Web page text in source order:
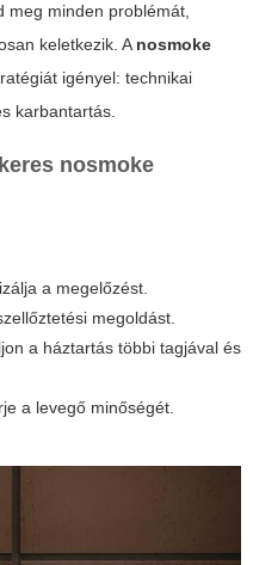
meg minden problémát,
keletkezik. Anosmoke
igényel: technikai
karbantartás.
nosmoke
a megelőzést.
megoldást.
a háztartás többi tagjával és
a levegő minőségét.